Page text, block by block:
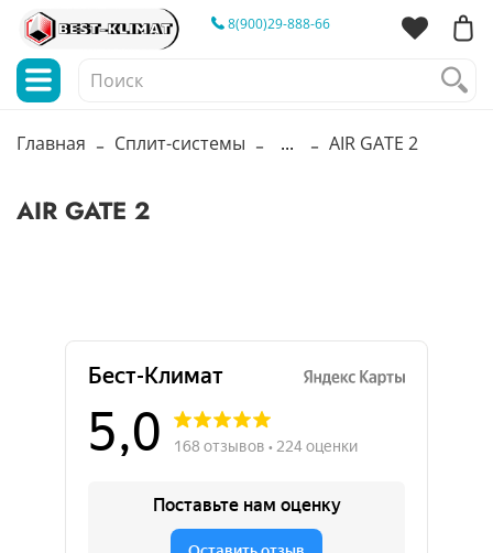
8(900)29-888-66
Главная Сплит-системы ... AIR GATE 2
AIR GATE 2